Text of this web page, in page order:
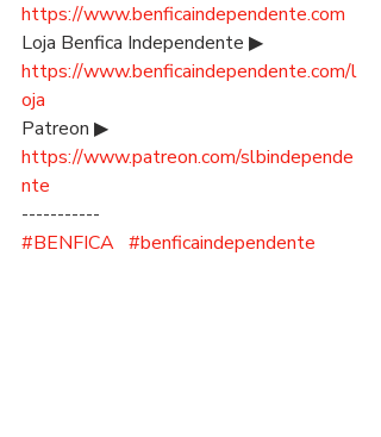
https://www.benficaindependente.com
Loja Benfica Independente ▶
https://www.benficaindependente.com/l
oja
Patreon ▶
https://www.patreon.com/slbindepende
nte
-----------
#BENFICA #benficaindependente